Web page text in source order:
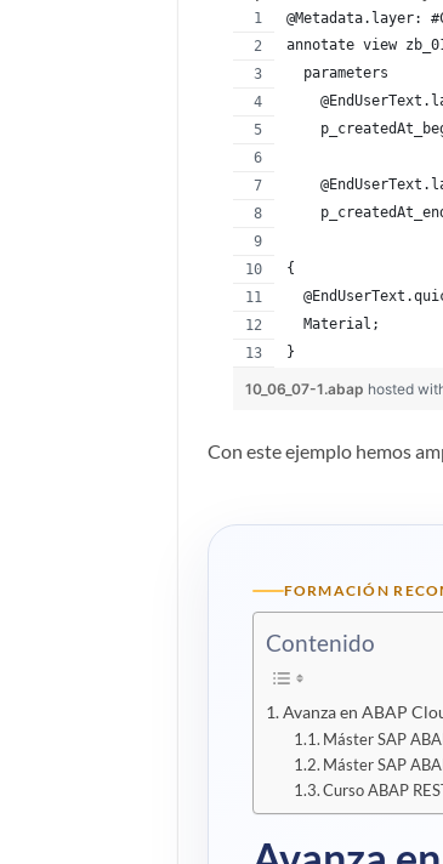
@Metadata.layer:
annotate view
  parameters
{
  Material;
}
10_06_07-1.abap hosted
Con este ejemplo hemos
FORMACIÓN
Contenido
Avanza en ABAP
Máster SAP
Máster SAP
Curso ABAP